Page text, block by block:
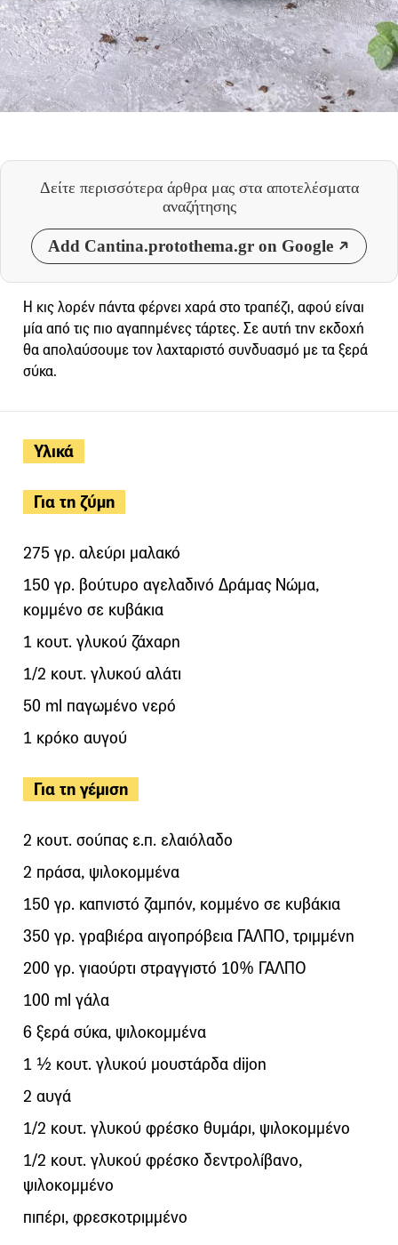
Δείτε περισσότερα άρθρα μας στα αποτελέσματα
αναζήτησης
Add Cantina.protothema.gr on Google
Υλικά
Για τη ζύμη
275 γρ. αλεύρι μαλακό
150 γρ. βούτυρο αγελαδινό Δράμας Νώμα,
κομμένο σε κυβάκια
1 κουτ. γλυκού ζάχαρη
1/2 κουτ. γλυκού αλάτι
50 ml παγωμένο νερό
1 κρόκο αυγού
Για τη γέμιση
2 κουτ. σούπας ε.π. ελαιόλαδο
2 πράσα, ψιλοκομμένα
150 γρ. καπνιστό ζαμπόν, κομμένο σε κυβάκια
350 γρ. γραβιέρα αιγοπρόβεια ΓΑΛΠΟ, τριμμένη
200 γρ. γιαούρτι στραγγιστό 10% ΓΑΛΠΟ
100 ml γάλα
6 ξερά σύκα, ψιλοκομμένα
1 ½ κουτ. γλυκού μουστάρδα dijon
2 αυγά
1/2 κουτ. γλυκού φρέσκο θυμάρι, ψιλοκομμένο
1/2 κουτ. γλυκού φρέσκο δεντρολίβανο,
ψιλοκομμένο
πιπέρι, φρεσκοτριμμένο
Η κις λορέν πάντα φέρνει χαρά στο τραπέζι, αφού είναι
μία από τις πιο αγαπημένες τάρτες. Σε αυτή την εκδοχή
θα απολαύσουμε τον λαχταριστό συνδυασμό με τα ξερά
σύκα.